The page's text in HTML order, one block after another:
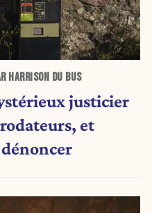
HARRISON DU BUS
justicier
et